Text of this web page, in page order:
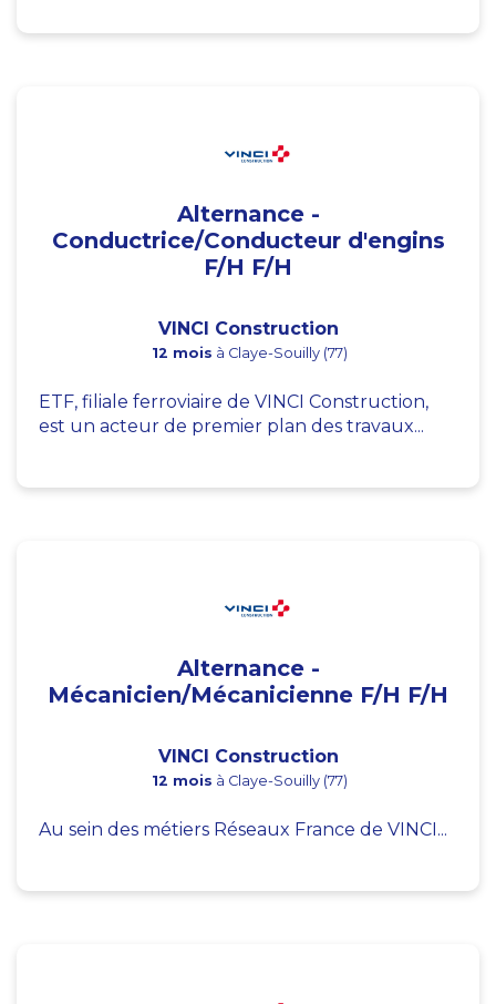
Alternance -
Conductrice/Conducteur d'engins
F/H F/H
VINCI Construction
12 mois à Claye-Souilly (77)
ETF, filiale ferroviaire de VINCI Construction,
est un acteur de premier plan des travaux...
Alternance -
Mécanicien/Mécanicienne F/H F/H
VINCI Construction
12 mois à Claye-Souilly (77)
Au sein des métiers Réseaux France de VINCI...